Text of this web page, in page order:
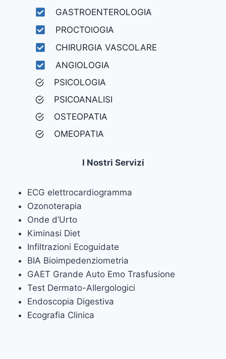
GASTROENTEROLOGIA
PROCTOlOGIA
CHIRURGIA VASCOLARE
ANGIOLOGIA
PSICOLOGIA
PSICOANALISI
OSTEOPATIA
OMEOPATIA
I Nostri Servizi
ECG elettrocardiogramma
Ozonoterapia
Onde d’Urto
Kiminasi Diet
Infiltrazioni Ecoguidate
BIA Bioimpedenziometria
GAET Grande Auto Emo Trasfusione
Test Dermato-Allergologici
Endoscopia Digestiva
Ecografia Clinica